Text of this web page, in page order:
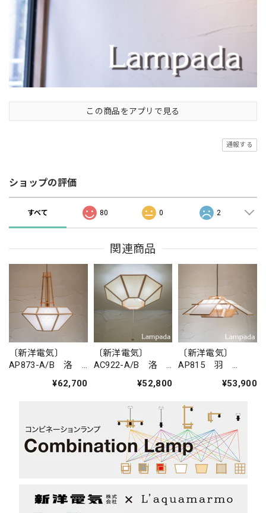
この商品をアプリで見る
通報する
ショップの評価
すべて 80 0 2
関連商品
〔新洋電気〕
AP873-A/B 洛
¥62,700
〔新洋電気〕
AC922-A/B 洛
¥52,800
〔新洋電気〕
AP815 羽
ライト（デザイン
リニューアル）
¥53,900